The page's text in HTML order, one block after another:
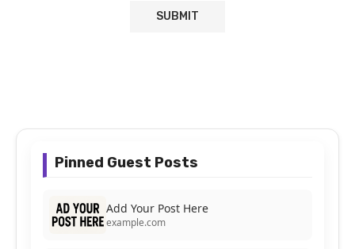
Pinned Guest Posts
Add Your Post Here
example.com